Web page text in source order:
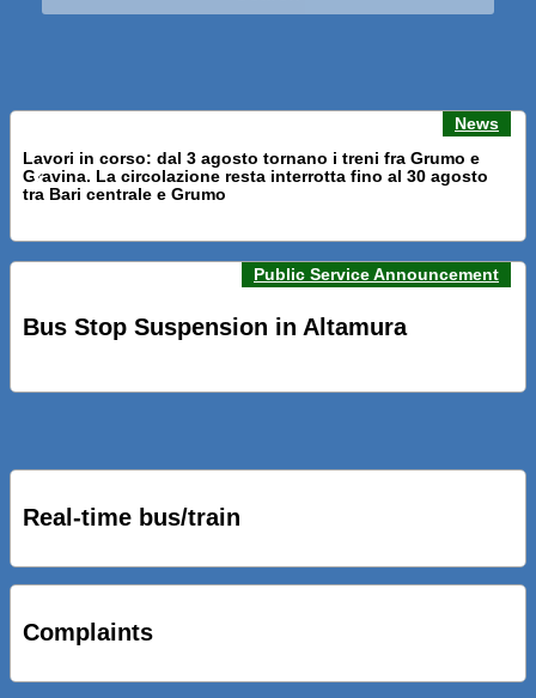
News
Lavori in corso: dal 3 agosto tornano i treni fra Grumo e
Gravina. La circolazione resta interrotta fino al 30 agosto
tra Bari centrale e Grumo
PRESENTATI A BARI NUOVI SERVIZI FALMAPS E LIVECHAT.
IL TUO BUS ED IL TUO TRENO
CICLOPEDONALE FAL CONSEGNA ALLA CITTA’ LE NOVE
OPERE DEL PROGETTO
AL VIA SERVIZIO DI BIKE SHARING A POTENZA CON
Previous news Next
Public Service Announcement
Bus Stop Suspension in Altamura
Real-time bus/train
Complaints